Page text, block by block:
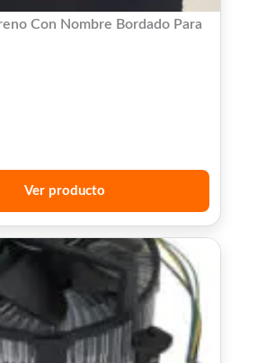
Con Nombre Bordado Para
Ver producto